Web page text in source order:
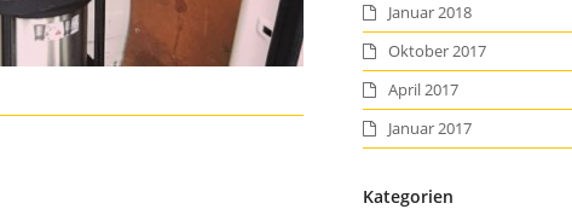
Januar 2018
Oktober 2017
April 2017
Januar 2017
Kategorien